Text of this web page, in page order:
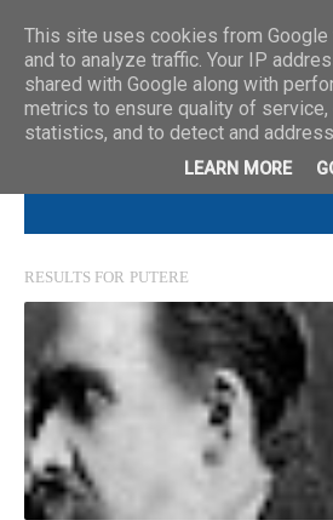
RESULTS FOR PUTERE
This site uses cookies from
and to analyze traffic. Your IP
shared with Google along with
metrics to ensure quality of service,
statistics, and to detect and
LEARN MORE